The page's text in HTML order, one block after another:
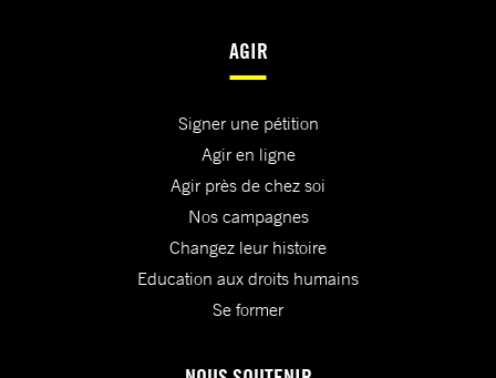
AGIR
Signer une pétition
Agir en ligne
Agir près de chez soi
Nos campagnes
Changez leur histoire
Education aux droits humains
Se former